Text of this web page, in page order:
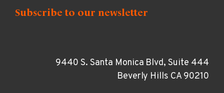
9440 S. Santa Monica Blvd, Suite 444
Beverly Hills CA 90210